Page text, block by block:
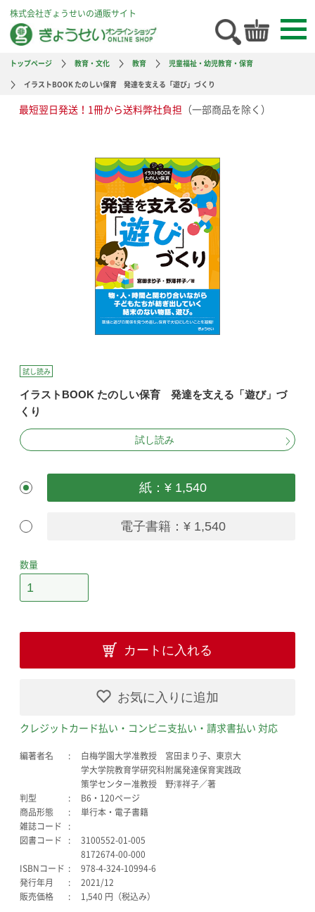
株式会社ぎょうせいの通販サイト
トップページ 教育・文化 教育
児童福祉・幼児教育・保育
イラストBOOK たのしい保育 発達を支える「遊び」づくり
最短翌日発送！1冊から送料弊社負担 （一部商品を除く）
試し読み
イラストBOOK たのしい保育 発達を支える「遊び」づ
くり
試し読み
紙：¥ 1,540
電子書籍：¥ 1,540
数量
カートに入れる
お気に入りに追加
クレジットカード払い・コンビニ支払い・請求書払い 対応
編著者名
白梅学園大学准教授 宮田まり子、東京大
学大学院教育学研究科附属発達保育実践政
策学センター准教授 野澤祥子／著
判型
B6・120ページ
商品形態
単行本・電子書籍
雑誌コード
図書コード
3100552-01-005
8172674-00-000
ISBNコード
978-4-324-10994-6
発行年月
2021/12
販売価格
1,540 円（税込み）